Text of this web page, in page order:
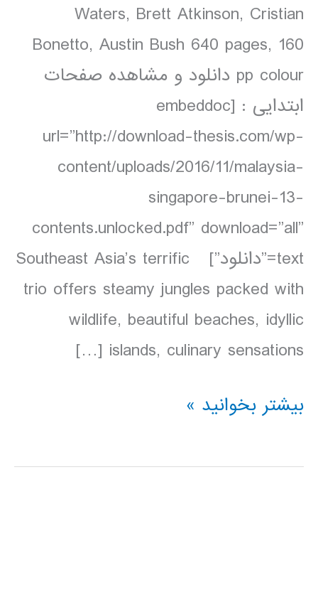
Waters, Brett Atkinson, Cristian
Bonetto, Austin Bush 640 pages, 160
pp colour دانلود و مشاهده صفحات
ابتدایی : [embeddoc
url=”http://download-thesis.com/wp-
content/uploads/2016/11/malaysia-
singapore-brunei-13-
contents.unlocked.pdf” download=”all”
text=”دانلود”] Southeast Asia’s terrific
trio offers steamy jungles packed with
wildlife, beautiful beaches, idyllic
islands, culinary sensations […]
دانلود
Lonely
بیشتر بخوانید »